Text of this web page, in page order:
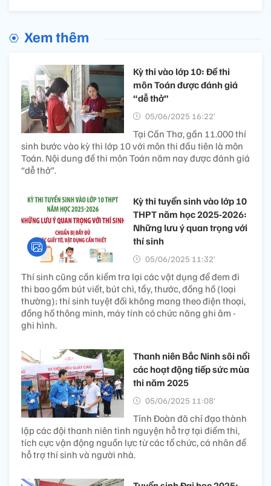
Xem thêm
Kỳ thi vào lớp 10: Đề thi
môn Toán được đánh giá
“dễ thở”
05/06/2025 16:22’
Tại Cần Thơ, gần 11.000 thí
sinh bước vào kỳ thi lớp 10 với môn thi đầu tiên là môn
Toán. Nội dung đề thi môn Toán năm nay được đánh giá
“dễ thở”.
Kỳ thi tuyển sinh vào lớp 10
THPT năm học 2025-2026:
Những lưu ý quan trọng với
thí sinh
05/06/2025 11:32’
Thí sinh cũng cần kiểm tra lại các vật dụng để đem đi
thi bao gồm bút viết, bút chì, tẩy, thước, đồng hồ (loại
thường); thí sinh tuyệt đối không mang theo điện thoại,
đồng hồ thông minh, máy tính có chức năng ghi âm -
ghi hình.
Thanh niên Bắc Ninh sôi nổi
các hoạt động tiếp sức mùa
thi năm 2025
05/06/2025 11:08’
Tỉnh Đoàn đã chỉ đạo thành
lập các đội thanh niên tình nguyện hỗ trợ tại điểm thi,
tích cực vận động nguồn lực từ các tổ chức, cá nhân để
hỗ trợ thí sinh và người nhà.